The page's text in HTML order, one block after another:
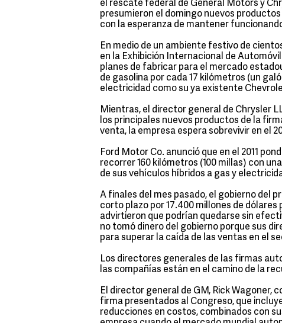
el rescate federal de General Motors y
presumieron el domingo nuevos
con la esperanza de mantener
En medio de un ambiente festivo de
en la Exhibición Internacional de
planes de fabricar para el mercado
de gasolina por cada 17 kilómetros (un
electricidad como su ya existente
Mientras, el director general de Chrysler
los principales nuevos productos de la
venta, la empresa espera sobrevivir en el
Ford Motor Co. anunció que en el 2011
recorrer 160 kilómetros (100 millas) con
de sus vehículos híbridos a gas y
A finales del mes pasado, el gobierno del
corto plazo por 17.400 millones de
advirtieron que podrían quedarse sin
no tomó dinero del gobierno porque sus
para superar la caída de las ventas en el
Los directores generales de las firmas
las compañías están en el camino de la
El director general de GM, Rick Wagoner,
firma presentados al Congreso, que
reducciones en costos, combinados con